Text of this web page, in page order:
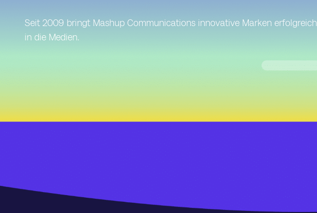
Seit 2009 bringt Mashup Communications innovative Marken erfolgreich
in die Medien.